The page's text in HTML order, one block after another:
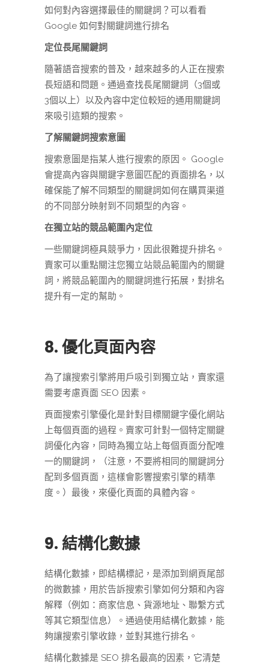
如何對內容選擇最佳的關鍵詞？可以看看
Google 如何對關鍵詞進行排名
定位長尾關鍵詞
隨著語音搜索的普及，越來越多的人正在搜索
長短語和問題。通過查找長尾關鍵詞（3個或
3個以上）以及內容中定位較短的通用關鍵詞
來吸引這類的搜索。
了解關鍵詞搜索意圖
搜索意圖是指某人進行搜索的原因。 Google
會提高內容與關鍵字意圖匹配的頁面排名，以
確保能了解不同類型的關鍵詞如何在購買渠道
的不同部分映射到不同類型的內容。
在獨立站的競品範圍內定位
一些關鍵詞極具競爭力，因此很難提升排名。
賣家可以重點關注您獨立站競品範圍內的關鍵
詞，將競品範圍內的關鍵詞進行拓展，對排名
提升有一定的幫助。
8. 優化頁面內容
為了讓搜索引擎將用戶吸引到獨立站，賣家還
需要考慮頁面 SEO 因素。
頁面搜索引擎優化是針對目標關鍵字優化網站
上每個頁面的過程。賣家可針對一個特定關鍵
詞優化內容，同時為獨立站上每個頁面分配唯
一的關鍵詞，（注意，不要將相同的關鍵詞分
配到多個頁面，這樣會影響搜索引擎的精準
度。）最後，來優化頁面的具體內容。
9. 結構化數據
結構化數據，即結構標記，是添加到網頁尾部
的微數據，用於告訴搜索引擎如何分類和內容
解釋（例如：商家信息、貨源地址、聯繫方式
等其它類型信息）。通過使用結構化數據，能
夠讓搜索引擎收錄，並對其進行排名。
結構化數據是 SEO 排名最高的因素，它清楚